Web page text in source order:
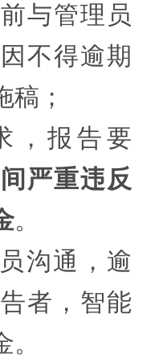
与管理员
不得逾期
稿；
，报告要
严重违反
。
沟通，逾
者，智能